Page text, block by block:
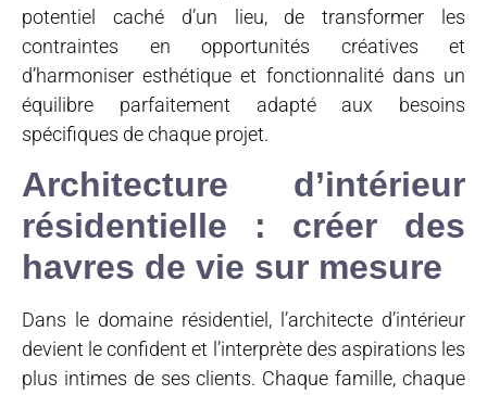
potentiel caché d’un lieu, de transformer les
contraintes en opportunités créatives et
d’harmoniser esthétique et fonctionnalité dans un
équilibre parfaitement adapté aux besoins
spécifiques de chaque projet.
Architecture d’intérieur
résidentielle : créer des
havres de vie sur mesure
Dans le domaine résidentiel, l’architecte d’intérieur
devient le confident et l’interprète des aspirations les
plus intimes de ses clients. Chaque famille, chaque